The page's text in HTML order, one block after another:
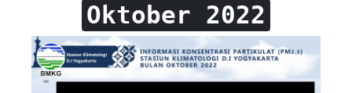
Oktober 2022